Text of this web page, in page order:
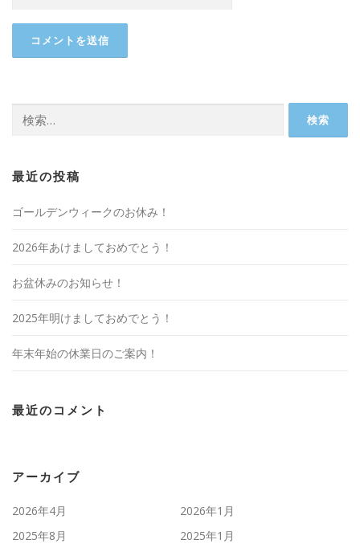
索:
最近の投稿
ゴールデンウィークのお休み！
2026年あけましておめでとう！
お盆休みのお知らせ！
2025年明けましておめでとう！
年末年始の休業日のご案内！
最近のコメント
アーカイブ
2026年4月
2026年1月
2025年8月
2025年1月